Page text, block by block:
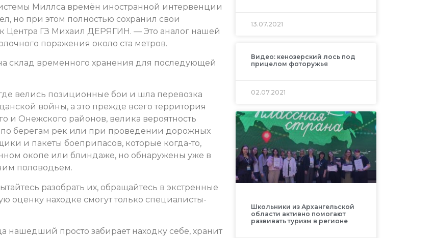
Миллса времён иностранной интервенции
но при этом полностью сохранил свои
Центра ГЗ Михаил ДЕРЯГИН. — Это аналог нашей
поражения около ста метров.
склад временного хранения для последующей
велись позиционные бои и шла перевозка
войны, а это прежде всего территория
и Онежского районов, велика вероятность
по берегам рек или при проведении дорожных
и пакеты боеприпасов, которые когда-то,
окопе или блиндаже, но обнаружены уже в
половодьем.
разобрать их, обращайтесь в экстренные
оценку находке смогут только специалисты-
нашедший просто забирает находку себе, хранит
13.07.2021
Видео: кенозерский лось под
прицелом фоторужья
02.07.2021
Школьники из Архангельской
области активно помогают
развивать туризм в регионе